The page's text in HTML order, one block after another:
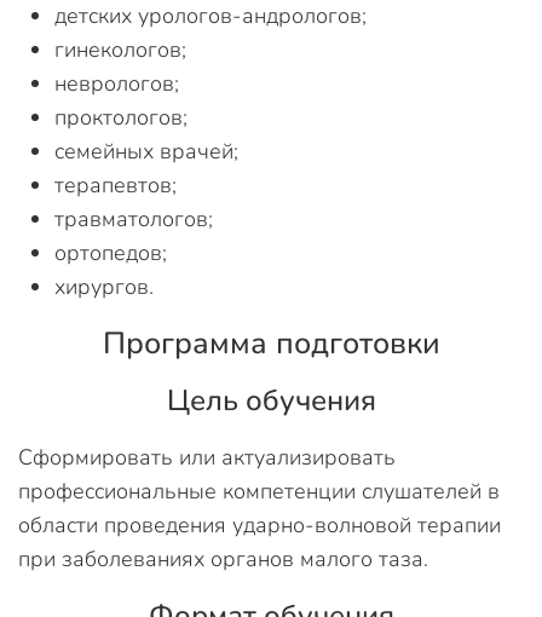
детских урологов-андрологов;
гинекологов;
неврологов;
проктологов;
семейных врачей;
терапевтов;
травматологов;
ортопедов;
хирургов.
Программа подготовки
Цель обучения
Сформировать или актуализировать
профессиональные компетенции слушателей в
области проведения ударно-волновой терапии
при заболеваниях органов малого таза.